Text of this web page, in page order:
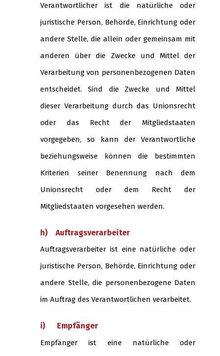
Verantwortlicher ist die natürliche oder
juristische Person, Behörde, Einrichtung oder
andere Stelle, die allein oder gemeinsam mit
anderen über die Zwecke und Mittel der
Verarbeitung von personenbezogenen Daten
entscheidet. Sind die Zwecke und Mittel
dieser Verarbeitung durch das Unionsrecht
oder das Recht der Mitgliedstaaten
vorgegeben, so kann der Verantwortliche
beziehungsweise können die bestimmten
Kriterien seiner Benennung nach dem
Unionsrecht oder dem Recht der
Mitgliedstaaten vorgesehen werden.
h) Auftragsverarbeiter
Auftragsverarbeiter ist eine natürliche oder
juristische Person, Behörde, Einrichtung oder
andere Stelle, die personenbezogene Daten
im Auftrag des Verantwortlichen verarbeitet.
i) Empfänger
Empfänger ist eine natürliche oder